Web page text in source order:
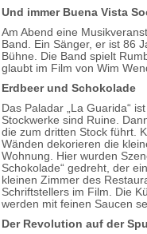
Und immer Buena Vista
Am Abend eine
Band. Ein Sänger, er ist 86
Bühne. Die Band spielt
glaubt im Film von Wim
Erdbeer und Schokolade
Das Paladar „La Guarida“
Stockwerke sind Ruine.
die zum dritten Stock führt.
Wänden dekorieren die
Wohnung. Hier wurden
Schokolade“ gedreht, der
kleinen Zimmer des
Schriftstellers im Film. Die
werden mit feinen Saucen
Der Revolution auf der